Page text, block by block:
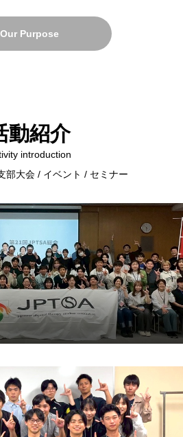
Our Purpose
動紹介
introduction
部大会 / イベント / セミナー